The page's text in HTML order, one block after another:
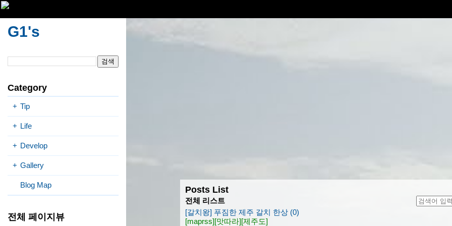
G1's
Category
Tip
+
Life
+
Develop
+
Gallery
+
Blog Map
전체 페이지뷰
Posts List
전체 리스트
[갈치왕] 푸짐한 제주 갈치 한상 (0)
[maprss][맛따라][제주도]